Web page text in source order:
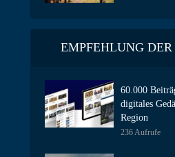
EMPFEHLUNG
60.000
digitales
Region
236 Aufrufe